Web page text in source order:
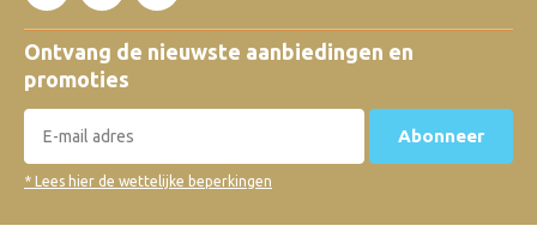
Ontvang de nieuwste aanbiedingen en
promoties
Abonneer
* Lees hier de wettelijke beperkingen